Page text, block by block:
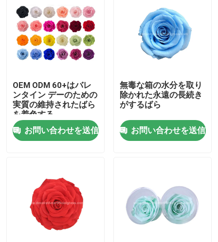
私たちに関しては
工場見学
品質管理
お問い合わせ
引用を要求
OEM ODM 60+はバレ
ンタイン デーのための
実質の維持されたばら
を着色する
お問い合わせを送信
無毒な箱の水分を取り
除かれた永遠の長続き
がするばら
お問い合わせを送信